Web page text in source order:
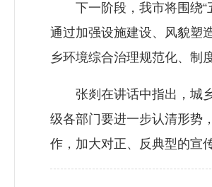
下一阶段，我市将围绕“五
通过加强设施建设、风貌塑
乡环境综合治理规范化、制
张剡在讲话中指出，城乡
级各部门要进一步认清形势
作，加大对正、反典型的宣